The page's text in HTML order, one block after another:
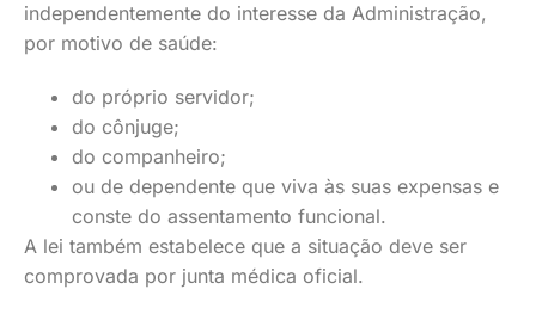
independentemente do interesse da Administração,
por motivo de saúde:
do próprio servidor;
do cônjuge;
do companheiro;
ou de dependente que viva às suas expensas e
conste do assentamento funcional.
A lei também estabelece que a situação deve ser
comprovada por junta médica oficial.